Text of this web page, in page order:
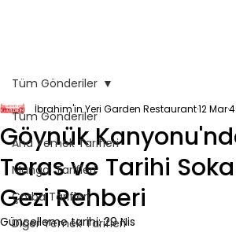
Tüm Gönderiler
Ana Yemek Tarifleri
Mangal Tarifleri
Çorba Tarifleri
Diğer Yemek Tarifleri
Tüm Gönderiler
Göynük
Teras ve Tarihi
Gezi Rehberi
İbrahim'in Yeri Garden Restaurant12 Mar
Güncelleme tarihi:29 Nis